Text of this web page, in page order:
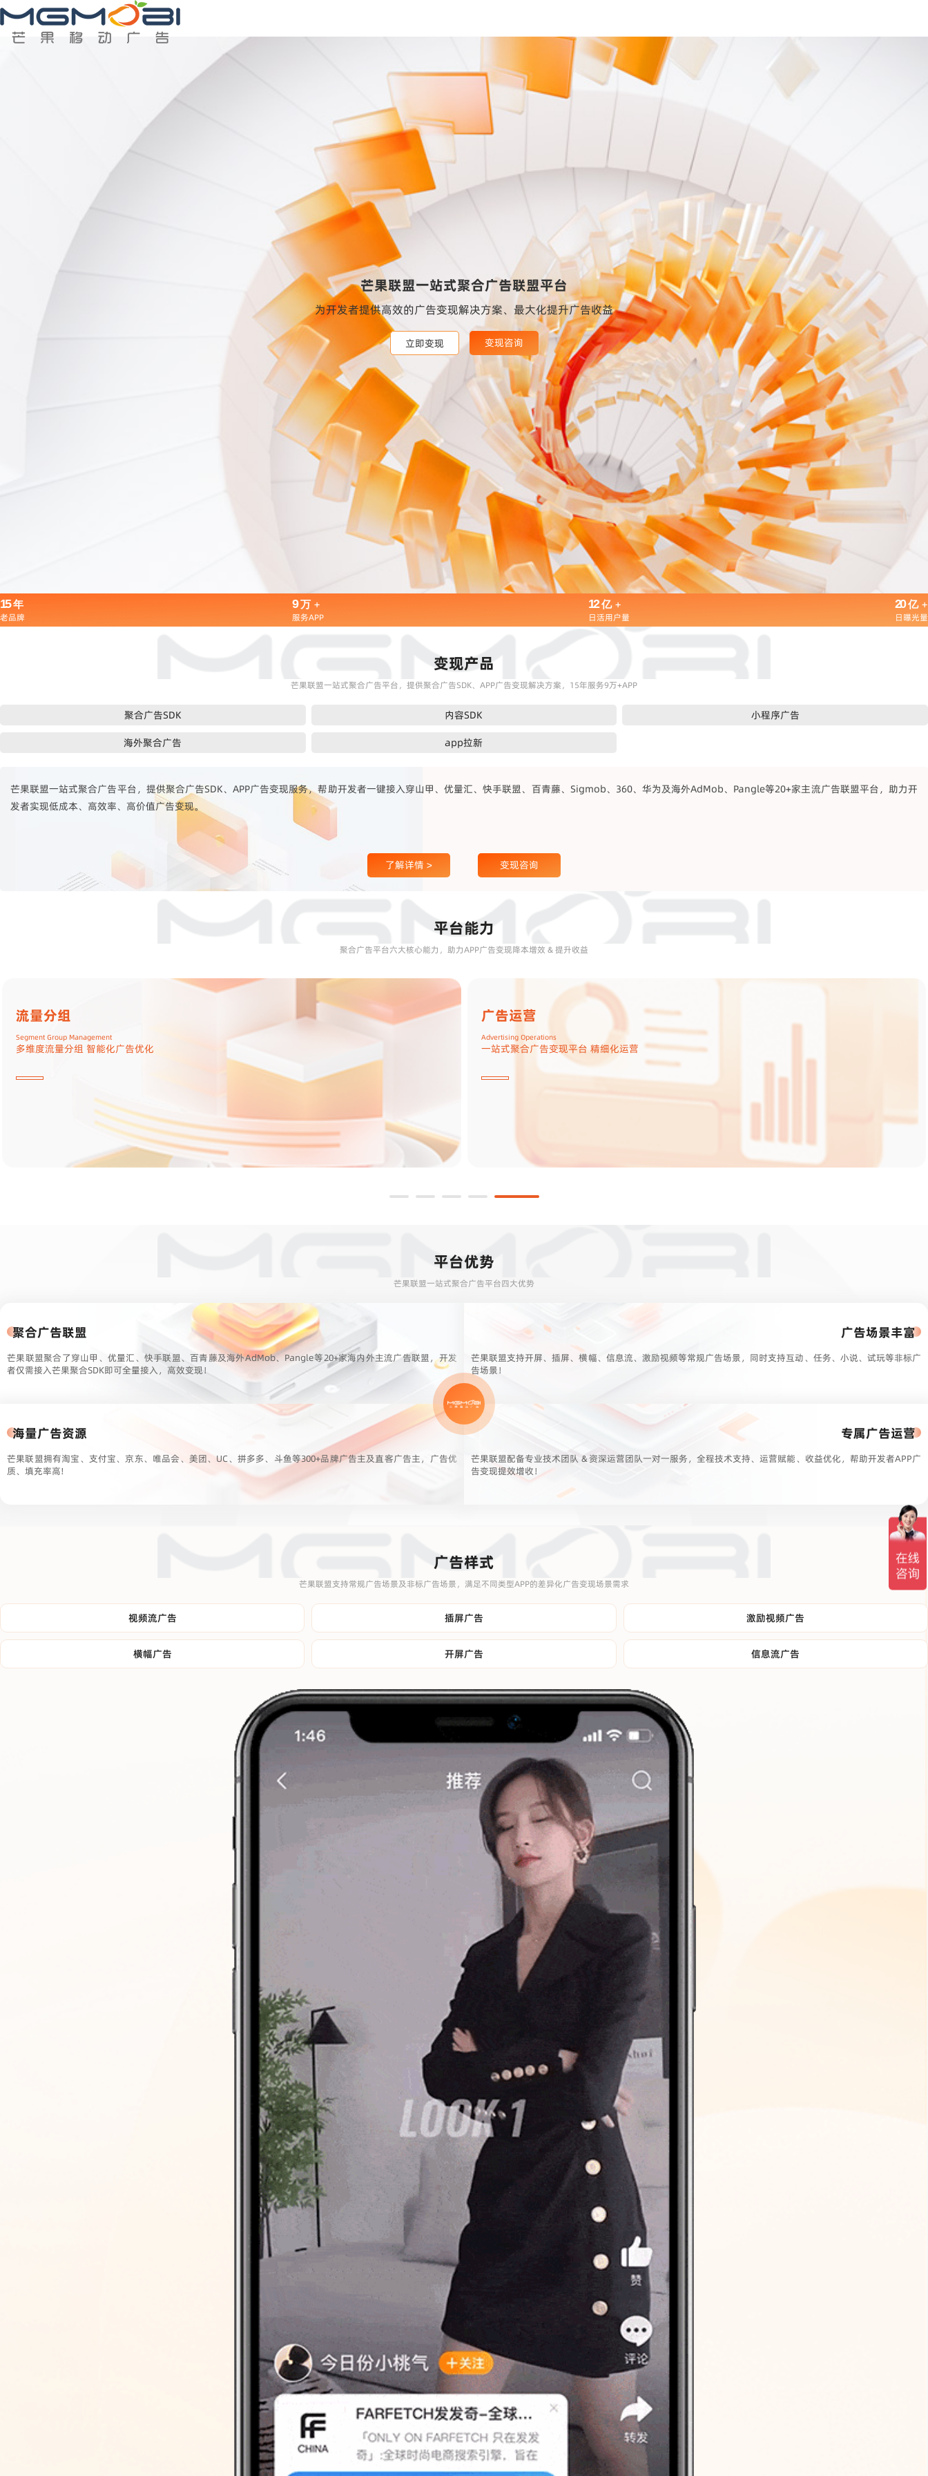
立即变现 变现咨询
芒果联盟一站式聚合广告联盟平台
为开发者提供高效的广告变现解决方案、最大化提升广告收益
立即变现 变现咨询
立即变现 变现咨询
15 年
老品牌
9 万 +
服务APP
12 亿 +
日活用户量
20 亿 +
日曝光量
变现产品
芒果联盟一站式聚合广告平台，提供聚合广告SDK、APP广告变现解决方案，15年服务9万+APP
聚合广告SDK 内容SDK
小程序广告
海外聚合广告
app拉新
芒果联盟一站式聚合广告平台，提供聚合广告SDK、APP广告变现服务，帮助开发者一键接入穿山甲、优量汇、快手联盟、百青藤、Sigmob、360、华为及海外AdMob、Pangle等20+家主流广告联盟平台，助力开
发者实现低成本、高效率、高价值广告变现。
了解详情 > 变现咨询
平台能力
聚合广告平台六大核心能力，助力APP广告变现降本增效 & 提升收益
头部竞价
Header Bidding
实时竞价 价高者获胜
广告分层
Waterfall Layering
底价分层 梯度询价
平台优势
芒果联盟一站式聚合广告平台四大优势
聚合广告联盟
芒果联盟聚合了穿山甲、优量汇、快手联盟、百青藤及海外AdMob、Pangle等20+家海内外主流广告联盟，开发
者仅需接入芒果聚合SDK即可全量接入，高效变现！
广告场景丰富
芒果联盟支持开屏、插屏、横幅、信息流、激励视频等常规广告场景，同时支持互动、任务、小说、试玩等非标广
告场景！
海量广告资源
芒果联盟拥有淘宝、支付宝、京东、唯品会、美团、UC、拼多多、斗鱼等300+品牌广告主及直客广告主，广告优
质、填充率高!
专属广告运营
芒果联盟配备专业技术团队 & 资深运营团队一对一服务，全程技术支持、运营赋能、收益优化，帮助开发者APP广
告变现提效增收！
广告样式
芒果联盟支持常规广告场景及非标广告场景，满足不同类型APP的差异化广告变现场景需求
视频流广告 插屏广告 激励视频广告
横幅广告 开屏广告 信息流广告